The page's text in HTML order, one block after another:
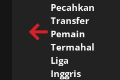
Pecahkan
Transfer
Pemain
Termahal
Liga
Inggris